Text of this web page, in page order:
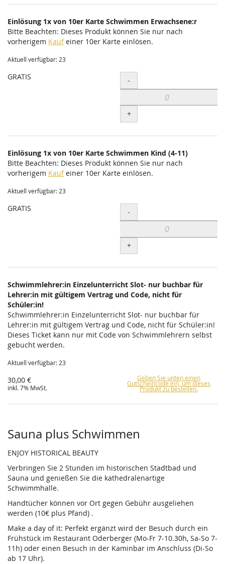
Einlösung 1x von 10er Karte Schwimmen Erwachsene:r
Bitte Beachten: Dieses Produkt können Sie nur nach
vorherigem Kaufeiner 10er Karte einlösen.
Aktuell verfügbar: 23
GRATIS Menge
-
+
Einlösung 1x von 10er Karte Schwimmen Kind (4-11)
Bitte Beachten: Dieses Produkt können Sie nur nach
vorherigem Kaufeiner 10er Karte einlösen.
Aktuell verfügbar: 23
GRATIS Menge
-
+
Schwimmlehrer:in Einzelunterricht Slot- nur buchbar für
Lehrer:in mit gültigem Vertrag und Code, nicht für
Schüler:in!
Schwimmlehrer:in Einzelunterricht Slot- nur buchbar für
Lehrer:in mit gültigem Vertrag und Code, nicht für Schüler:in!
Dieses Ticket kann nur mit Code von Schwimmlehrern selbst
gebucht werden.
Aktuell verfügbar: 23
30,00 €
inkl. 7% MwSt.
Geben Sie unten einen
Gutscheincode ein, um dieses
Produkt zu bestellen.
Sauna plus Schwimmen
ENJOY HISTORICAL BEAUTY
Verbringen Sie 2 Stunden im historischen Stadtbad und
Sauna und genießen Sie die kathedralenartige
Schwimmhalle.
Handtücher können vor Ort gegen Gebühr ausgeliehen
werden (10€ plus Pfand) .
Make a day of it: Perfekt ergänzt wird der Besuch durch ein
Frühstück im Restaurant Oderberger (Mo-Fr 7-10.30h, Sa-So 7-
11h) oder einen Besuch in der Kaminbar im Anschluss (Di-So
ab 17 Uhr).